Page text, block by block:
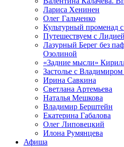
Лариса Хенинен
Олег Гальченко
Культурный променад
Путешествуем с
Лазурный Берег без
Озолиной
«Задние мысли»
Застолье с
Ирина Савкина
Светлана Артемьева
Наталья Мешкова
Владимир Берштейн
Екатерина Габалова
Олег Липовецкий
Илона Румянцева
Афиша